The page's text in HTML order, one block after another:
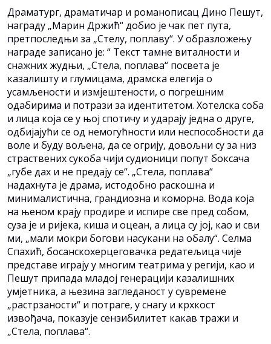
Драматург, драматичар и романописац Дино Пешут,
награду „Марин Држић“ добио је чак пет пута,
претпоследњи за „Стелу, поплаву“. У образложењу
награде записано је: “ Текст тамне виталности и
снажних жудњи, „Стела, поплава“ посвета је
казалишту и глумицама, драмска елегија о
усамљености и измјештености, о погрешним
одабирима и потрази за идентитетом. Хотелска соба
и лица која се у њој спотичу и ударају једна о друге,
одбијајући се од немогућности или неспособности да
воле и буду вољена, да се огрију, довољни су за низ
страствених сукоба чији судионици попут боксача
„губе дах и не предају се“. „Стела, поплава“
надахнута је драма, истодобно раскошна и
минималистична, грандиозна и коморна. Вода која
на њеном крају продире и испире све пред собом,
суза је и ријека, киша и оцеан, а лица су јој, као и сви
ми, „мали мокри богови насукани на обалу“. Селма
Спахић, босанскохерцеговачка редатељица чије
представе играју у многим театрима у регији, као и
Пешут припада младој генерацији казалишних
умјетника, а њезина загледаност у сувремене
„растрзаности“ и потраге, у снагу и крхкост
извођача, показује сензибилитет какав тражи и
„Стела, поплава“.